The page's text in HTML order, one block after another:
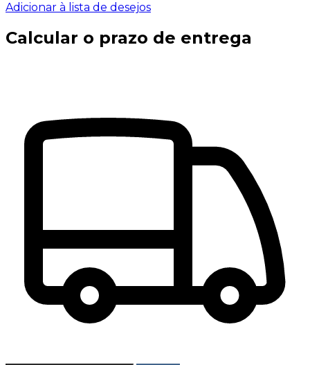
Adicionar à lista de desejos
Calcular o prazo de entrega